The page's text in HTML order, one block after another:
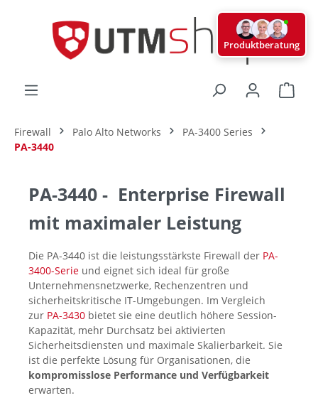
Firewall Palo Alto Networks
PA-3400 Series
PA-3440
PA-3440 - Enterprise Firewall
mit maximaler Leistung
Die PA-3440 ist die leistungsstärkste Firewall der PA-
3400-Serie und eignet sich ideal für große
Unternehmensnetzwerke, Rechenzentren und
sicherheitskritische IT-Umgebungen. Im Vergleich
zur PA-3430 bietet sie eine deutlich höhere Session-
Kapazität, mehr Durchsatz bei aktivierten
Sicherheitsdiensten und maximale Skalierbarkeit. Sie
ist die perfekte Lösung für Organisationen, die
kompromisslose Performance und Verfügbarkeit
erwarten.
Produktberatung